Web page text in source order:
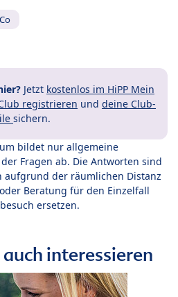
Jetzt kostenlos im HiPP Mein
registrieren und deine Club-
sichern.
bildet nur allgemeine
Fragen ab. Die Antworten sind
der räumlichen Distanz
Beratung für den Einzelfall
ersetzen.
interessieren